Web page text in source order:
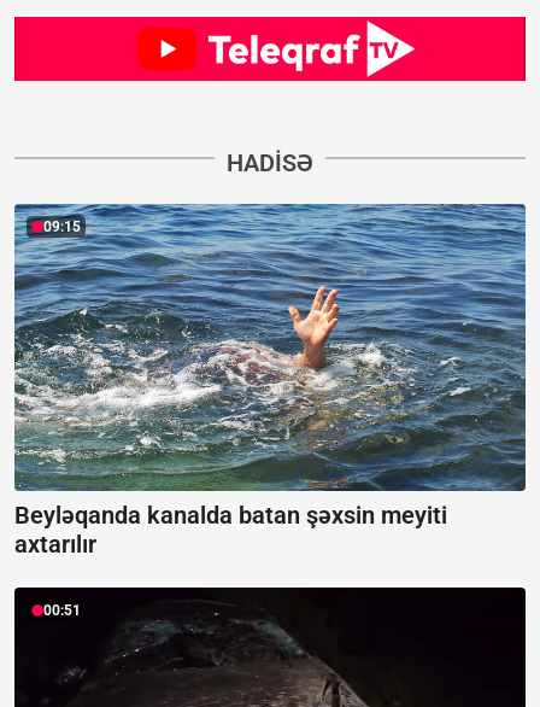
HADISƏ
09:15
Beyləqanda kanalda batan şəxsin meyiti
axtarılır
00:51